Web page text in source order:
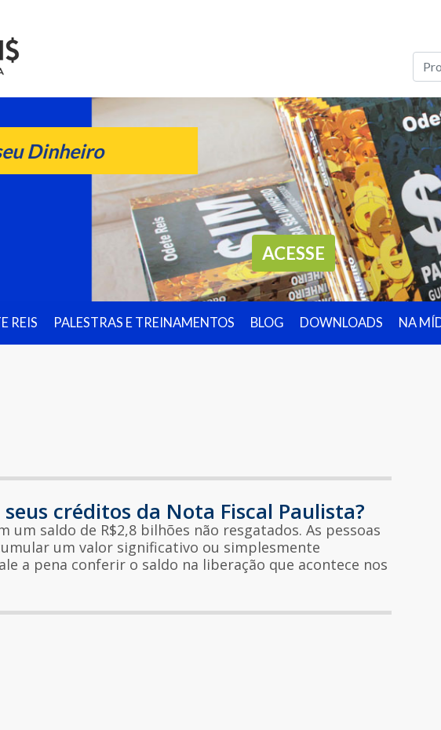
Dinheiro
ACESSE
REIS PALESTRAS E TREINAMENTOS BLOG DOWNLOADS NA
créditos da Nota Fiscal Paulista?
um saldo de R$2,8 bilhões não resgatados. As pessoas
um valor significativo ou simplesmente
a pena conferir o saldo na liberação que acontece nos